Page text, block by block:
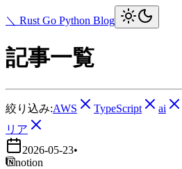
＼ Rust Go Python Blog
記事一覧
絞り込み:AWS TypeScript ai
リア
2026-05-23•
notion